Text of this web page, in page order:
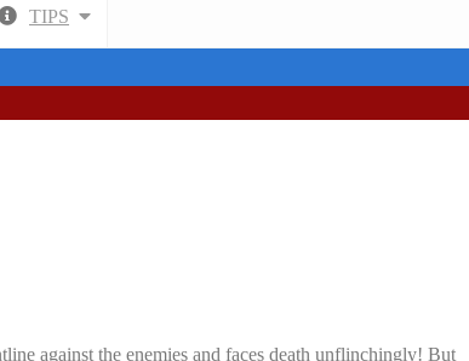
TIPS
against the enemies and faces death unflinchingly! But